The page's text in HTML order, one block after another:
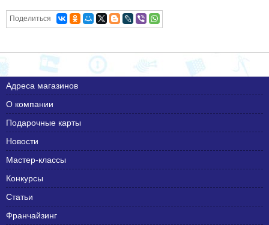
Поделиться
Адреса магазинов
О компании
Подарочные карты
Новости
Мастер-классы
Конкурсы
Статьи
Франчайзинг